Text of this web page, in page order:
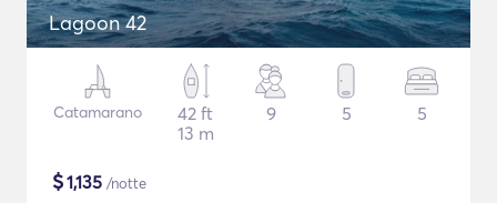
Lagoon 42
Catamarano
42 ft
13 m
9 5 5
$1,135 /notte